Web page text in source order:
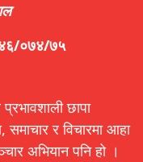
०७४/७५
छापा
समाचार र विचारमा आहा
अभियान पनि हो ।